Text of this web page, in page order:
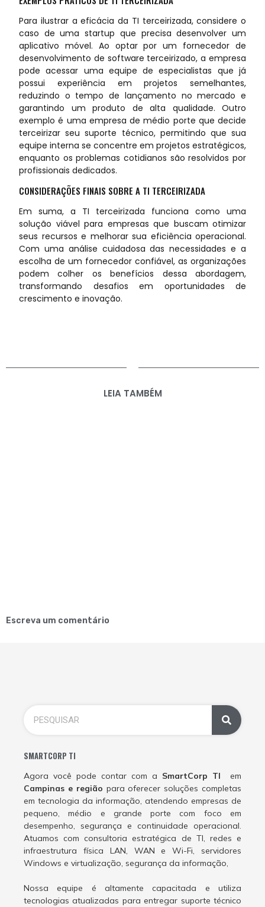
Para ilustrar a eficácia da TI terceirizada, considere o
caso de uma startup que precisa desenvolver um
aplicativo móvel. Ao optar por um fornecedor de
desenvolvimento de software terceirizado, a empresa
pode acessar uma equipe de especialistas que já
possui experiência em projetos semelhantes,
reduzindo o tempo de lançamento no mercado e
garantindo um produto de alta qualidade. Outro
exemplo é uma empresa de médio porte que decide
terceirizar seu suporte técnico, permitindo que sua
equipe interna se concentre em projetos estratégicos,
enquanto os problemas cotidianos são resolvidos por
profissionais dedicados.
CONSIDERAÇÕES FINAIS SOBRE A TI TERCEIRIZADA
Em suma, a TI terceirizada funciona como uma
solução viável para empresas que buscam otimizar
seus recursos e melhorar sua eficiência operacional.
Com uma análise cuidadosa das necessidades e a
escolha de um fornecedor confiável, as organizações
podem colher os benefícios dessa abordagem,
transformando desafios em oportunidades de
crescimento e inovação.
LEIA TAMBÉM
Escreva um comentário
SMARTCORP TI
Agora você pode contar com a SmartCorp TI em
Campinas e região para oferecer soluções completas
em tecnologia da informação, atendendo empresas de
pequeno, médio e grande porte com foco em
desempenho, segurança e continuidade operacional.
Atuamos com consultoria estratégica de TI, redes e
infraestrutura física LAN, WAN e Wi-Fi, servidores
Windows e virtualização, segurança da informação,
Nossa equipe é altamente capacitada e utiliza
tecnologias atualizadas para entregar suporte técnico